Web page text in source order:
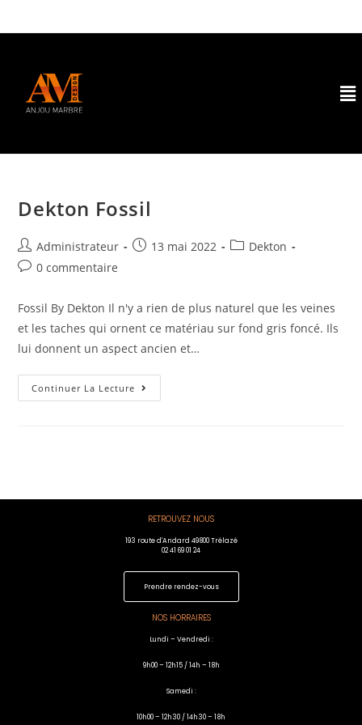
Dekton Fossil
Administrateur 13 mai 2022
Dekton
0 commentaire
Fossil By Dekton Il n'y a rien de plus naturel que les veines
et les taches qui ornent ce matériau sur fond gris foncé. Ils
lui donnent un aspect ancien et…
Continuer La Lecture
RETROUVEZ NOUS
193 route d'Andard 49800 Trélazé
02 41 69 01 24
Prendre rendez-vous
NOS HORRAIRES
Lundi – Vendredi :
9h00 – 12h15 / 14h – 18h
Samedi :
10h00 – 12h30 / 14h30 – 18h